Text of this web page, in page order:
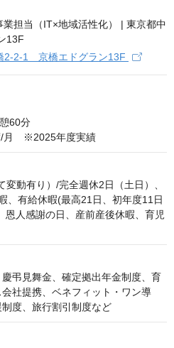
2-2-1 京橋エドグラン13F
60分
月　※2025年度実績
動有り）/完全週休2日（土日）、
、有給休暇(最高21日、初年度11日
人感謝の日、産前産後休暇、育児
弔見舞金、確定拠出年金制度、育
社提携、ベネフィット・ワン導
度、旅行割引制度など